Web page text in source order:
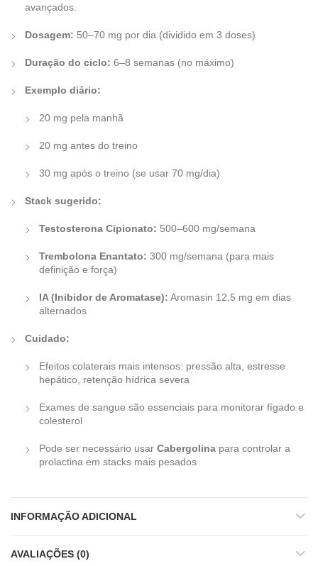
avançados.
Dosagem: 50–70 mg por dia (dividido em 3 doses)
Duração do ciclo: 6–8 semanas (no máximo)
Exemplo diário:
20 mg pela manhã
20 mg antes do treino
30 mg após o treino (se usar 70 mg/dia)
Stack sugerido:
Testosterona Cipionato: 500–600 mg/semana
Trembolona Enantato: 300 mg/semana (para mais
definição e força)
IA (Inibidor de Aromatase): Aromasin 12,5 mg em dias
alternados
Cuidado:
Efeitos colaterais mais intensos: pressão alta, estresse
hepático, retenção hídrica severa
Exames de sangue são essenciais para monitorar fígado e
colesterol
Pode ser necessário usar Cabergolina para controlar a
prolactina em stacks mais pesados
INFORMAÇÃO ADICIONAL
AVALIAÇÕES (0)